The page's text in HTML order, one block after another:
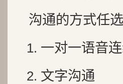
沟通的方式任选
一对一语音
文字沟通